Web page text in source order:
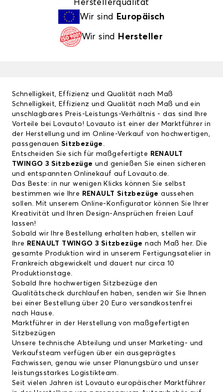
Herstellerqualität
Wir sind
Europäisch
Wir sind Hersteller
Schnelligkeit, Effizienz und Qualität nach Maß
Schnelligkeit, Effizienz und Qualität nach Maß und ein
unschlagbares Preis-Leistungs-Verhältnis - das sind Ihre
Vorteile bei Lovauto! Lovauto ist einer der Marktführer in
der Herstellung und im Online-Verkauf von hochwertigen,
passgenauen Sitzbezüge .
Entscheiden Sie sich für maßgefertigte RENAULT
TWINGO 3 Sitzbezüge und genießen Sie einen sicheren
und entspannten Onlinekauf auf Lovauto.de.
Das Beste: in nur wenigen Klicks können Sie selbst
bestimmen wie Ihre RENAULT Sitzbezüge aussehen
sollen. Mit unserem Online-Konfigurator können Sie Ihrer
Kreativität und Ihren Design-Ansprüchen freien Lauf
lassen!
Sobald wir Ihre Bestellung erhalten haben, stellen wir
Ihre RENAULT TWINGO 3 Sitzbezüge nach Maß her. Die
gesamte Produktion wird in unserem Fertigungsatelier in
Frankreich abgewickelt und dauert nur circa 10
Produktionstage.
Sobald Ihre hochwertigen Sitzbezüge den
Qualitätscheck durchlaufen haben, senden wir Sie Ihnen
bei einer Bestellung über 20 Euro versandkostenfrei
nach Hause.
Marktführer in der Herstellung von maßgefertigten
Sitzbezügen
Unsere technische Abteilung und unser Marketing- und
Verkaufsteam verfügen über ein ausgeprägtes
Fachwissen, genau wie unser Planungsbüro und unser
leistungsstarkes Logistikteam.
Seit vielen Jahren ist Lovauto europäischer Marktführer